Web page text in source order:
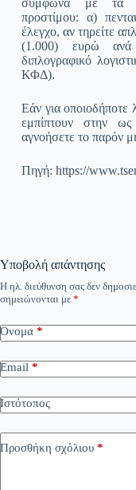
προστίμου: α)
έλεγχο, αν τηρείτε
(1.000) ευρώ ανά
διπλογραφικό
ΚΦΔ).
Εάν για οποιοδήποτε
εμπίπτουν στην
αγνοήσετε το παρόν
Πηγή: https://
Υποβολή απάντησης
Η ηλ. διεύθυνση σας δεν
σημειώνονται με *
Όνομα *
Email *
Ιστότοπος
Προσθήκη σχόλιου *